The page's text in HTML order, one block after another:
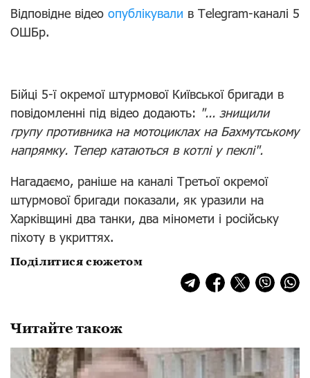
Відповідне відео опублікували в Telegram-каналі 5
ОШБр.
Бійці 5-ї окремої штурмової Київської бригади в
повідомленні під відео додають: "... знищили
групу противника на мотоциклах на Бахмутському
напрямку. Тепер катаються в котлі у пеклі".
Нагадаємо, раніше на каналі Третьої окремої
штурмової бригади показали, як уразили на
Харківщині два танки, два міномети і російську
піхоту в укриттях.
Поділитися сюжетом
Читайте також